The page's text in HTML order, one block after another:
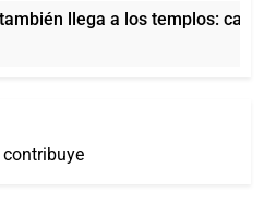
llega a los templos: